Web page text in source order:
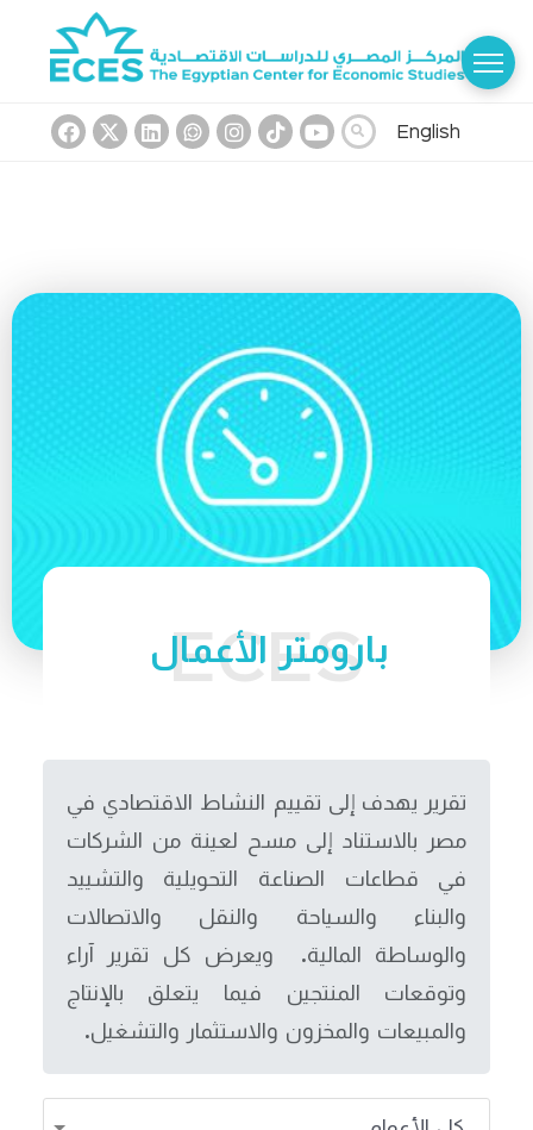
English
بارومتر الأعمال
تقرير يهدف إلى تقييم النشاط الاقتصادي في
مصر بالاستناد إلى مسح لعينة من الشركات
في قطاعات الصناعة التحويلية والتشييد
والبناء والسياحة والنقل والاتصالات
والوساطة المالية. ويعرض كل تقرير آراء
وتوقعات المنتجين فيما يتعلق بالإنتاج
والمبيعات والمخزون والاستثمار والتشغيل.